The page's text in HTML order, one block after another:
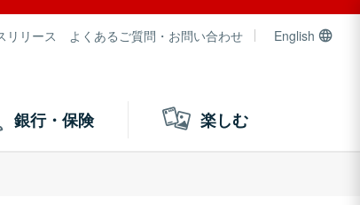
リリース よくあるご質問・お問い合わせ English
銀行・保険 楽しむ